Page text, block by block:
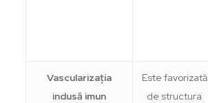
Vascularizația
indusă imun
Este favorizată
de structura